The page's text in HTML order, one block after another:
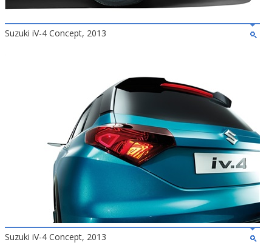
Suzuki iV-4 Concept, 2013
Suzuki iV-4 Concept, 2013